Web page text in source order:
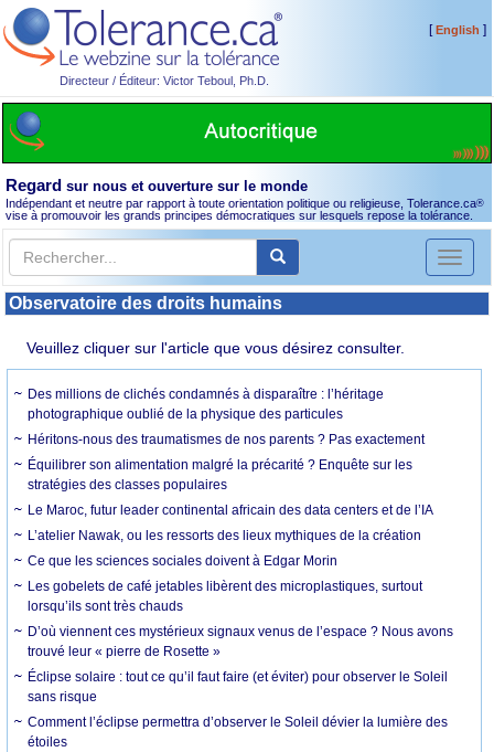
Directeur / Éditeur: Victor Teboul, Ph.D.
[English ]
Regard sur nous et ouverture sur le monde
Indépendant et neutre par rapport à toute orientation politique ou religieuse, Tolerance.ca®
vise à promouvoir les grands principes démocratiques sur lesquels repose la tolérance.
Toggle
Observatoire des droits humains
Veuillez cliquer sur l'article que vous désirez consulter.
Des millions de clichés condamnés à disparaître : l’héritage
photographique oublié de la physique des particules
Héritons-nous des traumatismes de nos parents ? Pas exactement
Équilibrer son alimentation malgré la précarité ? Enquête sur les
stratégies des classes populaires
Le Maroc, futur leader continental africain des data centers et de l’IA
L’atelier Nawak, ou les ressorts des lieux mythiques de la création
Ce que les sciences sociales doivent à Edgar Morin
Les gobelets de café jetables libèrent des microplastiques, surtout
lorsqu’ils sont très chauds
D’où viennent ces mystérieux signaux venus de l’espace ? Nous avons
trouvé leur « pierre de Rosette »
Éclipse solaire : tout ce qu’il faut faire (et éviter) pour observer le Soleil
sans risque
Comment l’éclipse permettra d’observer le Soleil dévier la lumière des
étoiles